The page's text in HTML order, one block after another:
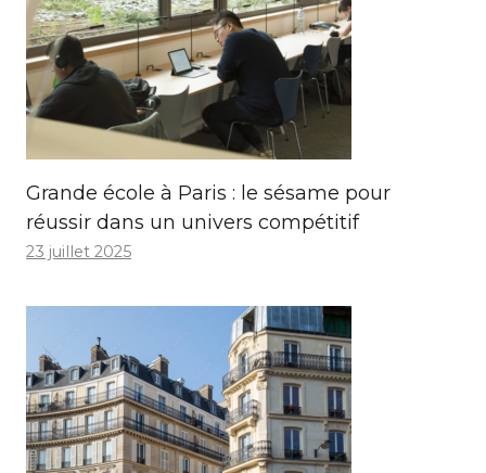
Grande école à Paris : le sésame pour
réussir dans un univers compétitif
23 juillet 2025